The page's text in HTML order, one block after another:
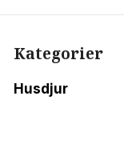
Kategorier
Husdjur